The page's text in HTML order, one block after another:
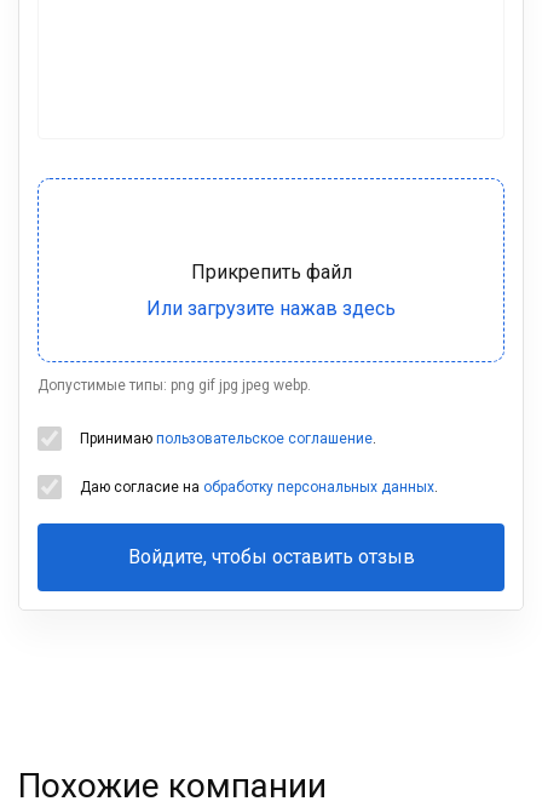
Допустимые типы: png gif jpg jpeg webp.
Принимаю пользовательское соглашение.
Даю согласие на обработку персональных данных.
Войдите, чтобы оставить отзыв
Ваша
Похожие компании